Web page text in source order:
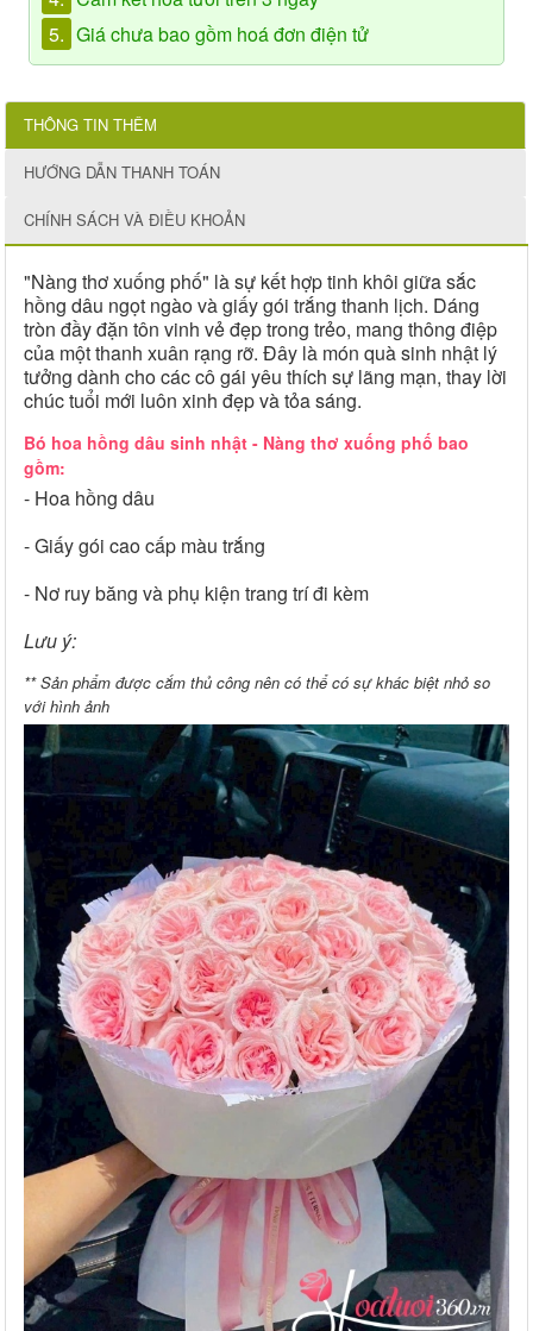
5. Giá chưa bao gồm hoá đơn điện tử
THÔNG TIN THÊM
HƯỚNG DẪN THANH TOÁN
CHÍNH SÁCH VÀ ĐIỀU KHOẢN
"Nàng thơ xuống phố" là sự kết hợp tinh khôi giữa sắc
hồng dâu ngọt ngào và giấy gói trắng thanh lịch. Dáng
tròn đầy đặn tôn vinh vẻ đẹp trong trẻo, mang thông điệp
của một thanh xuân rạng rỡ. Đây là món quà sinh nhật lý
tưởng dành cho các cô gái yêu thích sự lãng mạn, thay lời
chúc tuổi mới luôn xinh đẹp và tỏa sáng.
Bó hoa hồng dâu sinh nhật - Nàng thơ xuống phố bao
gồm:
- Hoa hồng dâu
- Giấy gói cao cấp màu trắng
- Nơ ruy băng và phụ kiện trang trí đi kèm
Lưu ý:
** Sản phẩm được cắm thủ công nên có thể có sự khác biệt nhỏ so
với hình ảnh